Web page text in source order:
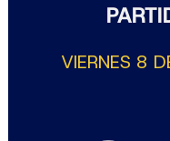
VIERNES 8